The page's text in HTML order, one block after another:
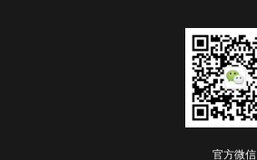
官方微信